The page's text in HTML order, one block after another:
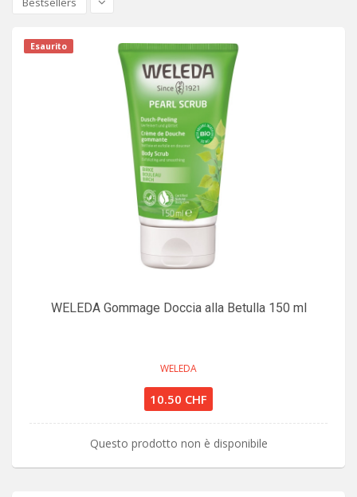
Esaurito
WELEDA Gommage Doccia alla Betulla 150 ml
WELEDA
10.50 CHF
Questo prodotto non è disponibile